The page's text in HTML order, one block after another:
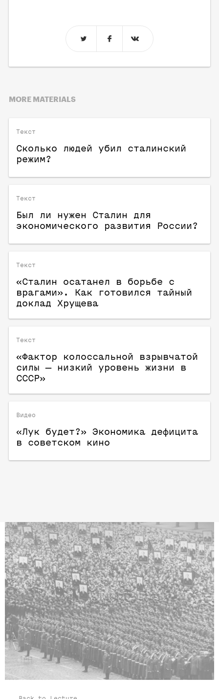
MORE MATERIALS
Текст
Сколько людей убил сталинский
режим?
Текст
Был ли нужен Сталин для
экономического развития России?
Текст
«Сталин осатанел в борьбе с
врагами». Как готовился тайный
доклад Хрущева
Текст
«Фактор колоссальной взрывчатой
силы — низкий уровень жизни в
СССР»
Видео
«Лук будет?» Экономика дефицита
в советском кино